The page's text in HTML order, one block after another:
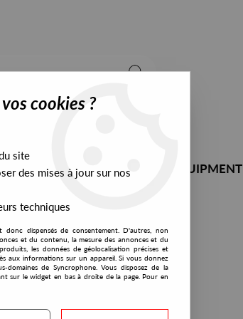
EXCLUSIVES DJ EQUIPMENT
Tomiie
Dub Part 2
90 €incl. taxes
cookies ?
site
des mises à jour sur nos
techniques
donc dispensés de consentement. D'autres, non
et du contenu, la mesure des annonces et du
les données de géolocalisation précises et
aux informations sur un appareil. Si vous donnez
domaines de Syncrophone. Vous disposez de la
sur le widget en bas à droite de la page. Pour en